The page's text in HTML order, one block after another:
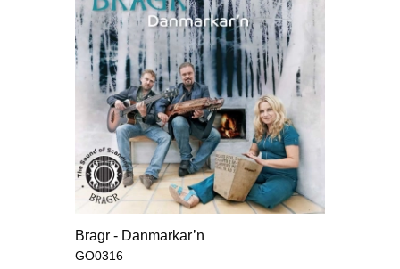
Bragr - Danmarkar’n
GO0316